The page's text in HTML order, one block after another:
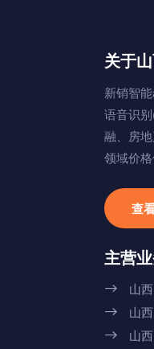
关于
新销智
语音识
融、房
领域价
查
主营
 山
 山
 山